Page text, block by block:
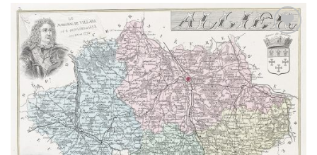
Ajouter
à la
wishlist